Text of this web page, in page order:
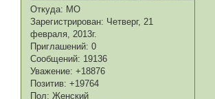
Откуда: МО
Зарегистрирован: Четверг, 21
февраля, 2013г.
Приглашений: 0
Сообщений: 19136
Уважение: +18876
Позитив: +19764
Пол: Женский